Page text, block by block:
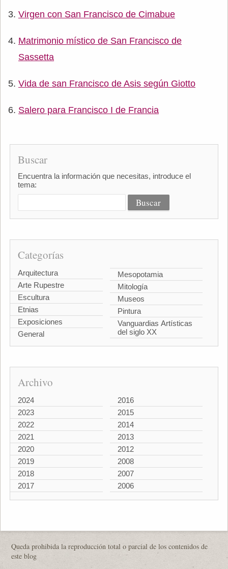
Virgen con San Francisco de Cimabue
Matrimonio místico de San Francisco de
Sassetta
Vida de san Francisco de Asis según Giotto
Salero para Francisco I de Francia
Buscar
Encuentra la información que necesitas, introduce el
tema:
Categorías
Arquitectura
Arte Rupestre
Escultura
Etnias
Exposiciones
General
Mesopotamia
Mitología
Museos
Pintura
Vanguardias Artísticas
del siglo XX
Archivo
2024
2023
2022
2021
2020
2019
2018
2017
2016
2015
2014
2013
2012
2008
2007
2006
Queda prohibida la reproducción total o parcial de los contenidos de
este blog